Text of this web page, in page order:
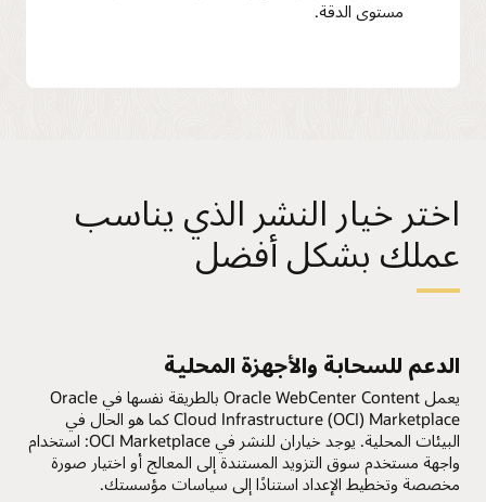
مستوى الدقة.
اختر خيار النشر الذي يناسب
عملك بشكل أفضل
الدعم للسحابة والأجهزة المحلية
يعمل Oracle WebCenter Content بالطريقة نفسها في Oracle
Cloud Infrastructure (OCI) Marketplace كما هو الحال في
البيئات المحلية. يوجد خياران للنشر في OCI Marketplace: استخدام
واجهة مستخدم سوق التزويد المستندة إلى المعالج أو اختيار صورة
مخصصة وتخطيط الإعداد استنادًا إلى سياسات مؤسستك.